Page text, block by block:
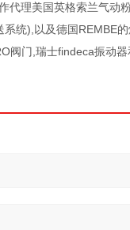
理美国英格索兰气动
统),以及德国REMBE
阀门,瑞士findeca振动器